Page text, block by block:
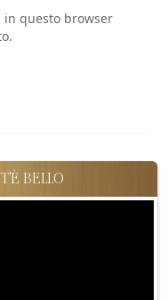
in questo browser
BELLO